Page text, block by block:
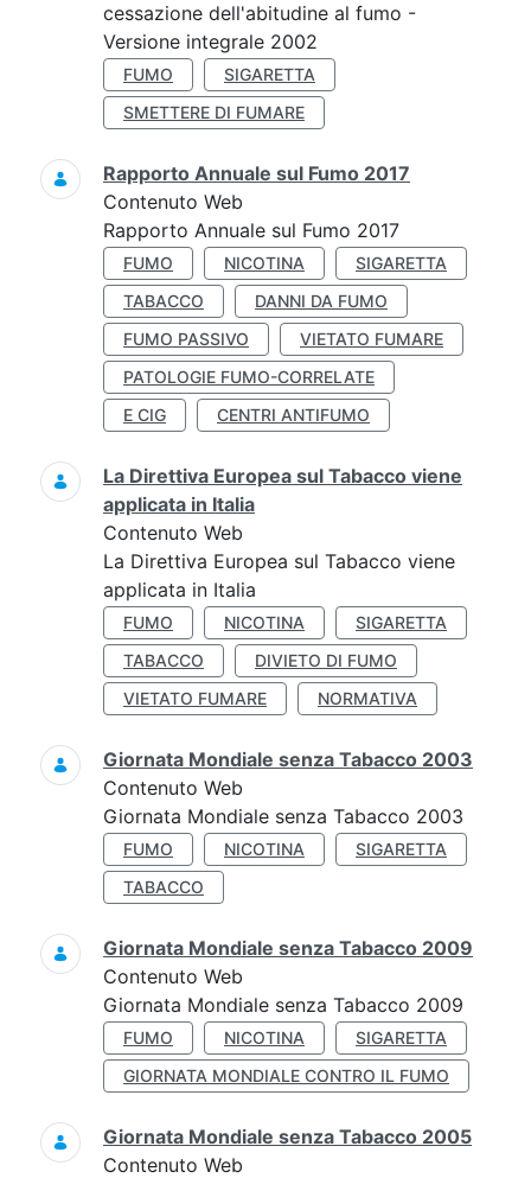
cessazione dell'abitudine al fumo -
Versione integrale 2002
FUMO
SIGARETTA
SMETTERE DI FUMARE
Rapporto Annuale sul Fumo 2017
Contenuto Web
Rapporto Annuale sul Fumo 2017
FUMO NICOTINA
SIGARETTA
TABACCO
DANNI DA FUMO
FUMO PASSIVO
VIETATO FUMARE
PATOLOGIE FUMO-CORRELATE
E CIG
CENTRI ANTIFUMO
La Direttiva Europea sul Tabacco viene
applicata in Italia
Contenuto Web
La Direttiva Europea sul Tabacco viene
applicata in Italia
FUMO NICOTINA
SIGARETTA
TABACCO
DIVIETO DI FUMO
VIETATO FUMARE
NORMATIVA
Giornata Mondiale senza Tabacco 2003
Contenuto Web
Giornata Mondiale senza Tabacco 2003
FUMO NICOTINA
SIGARETTA
TABACCO
Giornata Mondiale senza Tabacco 2009
Contenuto Web
Giornata Mondiale senza Tabacco 2009
FUMO NICOTINA
SIGARETTA
GIORNATA MONDIALE CONTRO IL FUMO
Giornata Mondiale senza Tabacco 2005
Contenuto Web